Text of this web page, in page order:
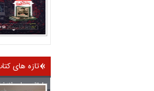
تازه های
تازه های